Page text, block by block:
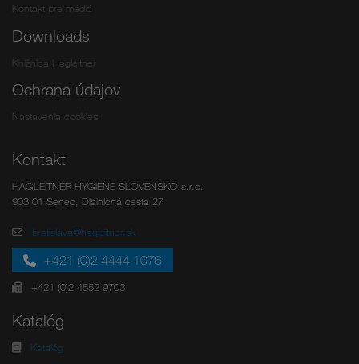
Kontakt pre médiá
Downloads
Knižnica Hagleitner
Ochrana údajov
Nastavenia cookies
Kontakt
HAGLEITNER HYGIENE SLOVENSKO s.r.o.
903 01 Senec, Dialnicná cesta 27
bratislava@hagleitner.sk
+421 (0)2 4444 1076
+421 (0)2 4552 9703
Katalóg
Katalóg